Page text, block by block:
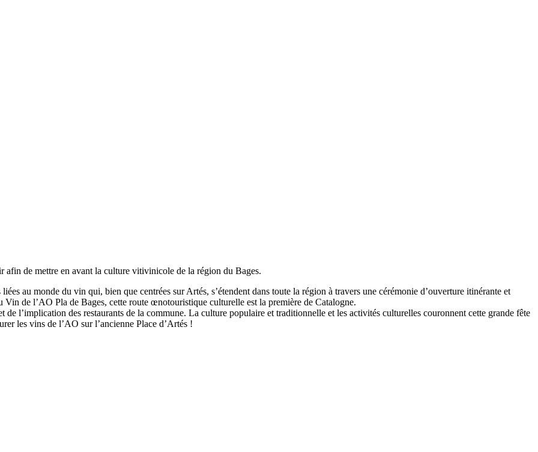
afin de mettre en avant la culture vitivinicole de la région du Bages.
au monde du vin qui, bien que centrées sur Artés, s’étendent dans toute la région à travers une cérémonie d’ouverture itinérante et
de l’AO Pla de Bages, cette route œnotouristique culturelle est la première de Catalogne.
l’implication des restaurants de la commune. La culture populaire et traditionnelle et les activités culturelles couronnent cette grande fête
les vins de l’AO sur l’ancienne Place d’Artés !